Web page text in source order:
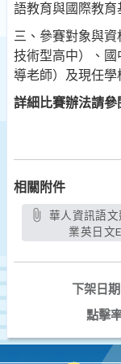
語教育與國際教育
三、參賽對象與
技術型高中）、
導老師）及現任學
詳細比賽辦法請參
相關附件
業英日文
下架日期
點擊